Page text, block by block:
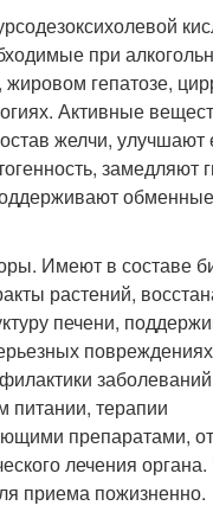
при
жировом гепатозе,
Активные
желчи, улучшают
замедляют
Имеют в составе
растений,
печени,
питании, терапии
препаратами,
лечения
приема пожизненно.